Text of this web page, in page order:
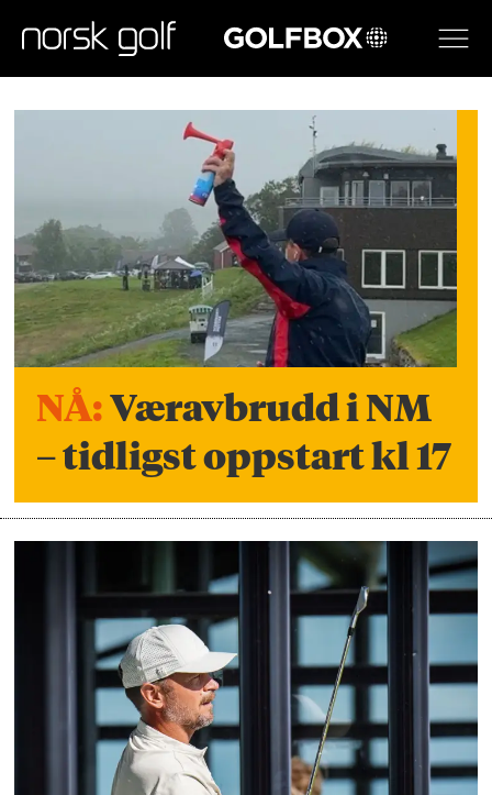
GOLFBOX
Norsk
forsiden
NÅ:Væravbrudd i NM
– tidligst oppstart kl 17